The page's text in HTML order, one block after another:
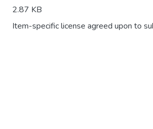
2.87 KB
Item-specific license agreed upon to